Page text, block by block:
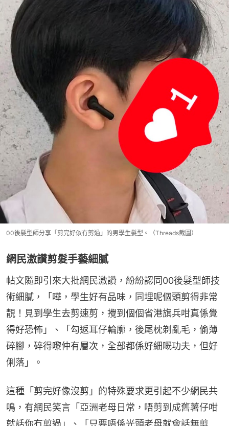
00後髮型師分享「剪完好似冇剪過」的男學生髮型。（Threads截圖）
網民激讚剪髮手藝細膩
帖文隨即引來大批網民激讚，紛紛認同00後髮型師技
術細膩，「嘩，學生好有品味，同埋呢個頭剪得非常
靚！見到學生去剪速剪，攪到個個省港旗兵咁真係覺
得好恐怖」、「勾返耳仔輪廓，後尾枕剃亂毛，偷薄
碎腳，碎得嚟仲有層次，全部都係好細嘅功夫，但好
俐落」。
這種「剪完好像沒剪」的特殊要求更引起不少網民共
鳴，有網民笑言「亞洲老母日常，唔剪到成舊薯仔咁
就話你冇剪過」、「只要唔係光頭老母就會話無剪